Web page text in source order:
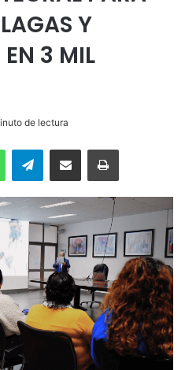
Y
3 MIL
de lectura
WhatsAppTelegramEnviar vía email Imprimir